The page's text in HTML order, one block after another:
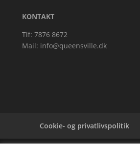
KONTAKT
Tlf: 7876 8672
Mail: info@queensville.dk
Cookie- og privatlivspolitik